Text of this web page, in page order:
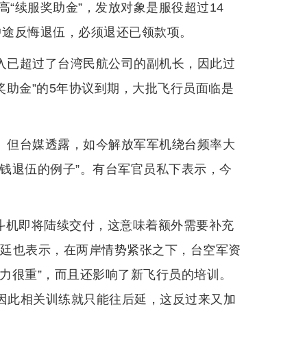
续服奖助金”，发放对象是服役超过14
反悔退伍，必须退还已领款项。
超过了台湾民航公司的副机长，因此过
金”的5年协议到期，大批飞行员面临是
台媒透露，如今解放军军机绕台频率大
退伍的例子”。有台军官员私下表示，今
即将陆续交付，这意味着额外需要补充
也表示，在两岸情势紧张之下，台空军资
重”，而且还影响了新飞行员的培训。
相关训练就只能往后延，这反过来又加